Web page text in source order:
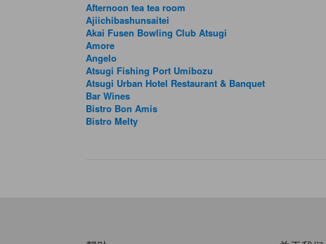
Afternoon tea tea room
Ajiichibashunsaitei
Akai Fusen Bowling Club Atsugi
Amore
Angelo
Atsugi Fishing Port Umibozu
Atsugi Urban Hotel Restaurant & Banquet
Bar Wines
Bistro Bon Amis
Bistro Melty